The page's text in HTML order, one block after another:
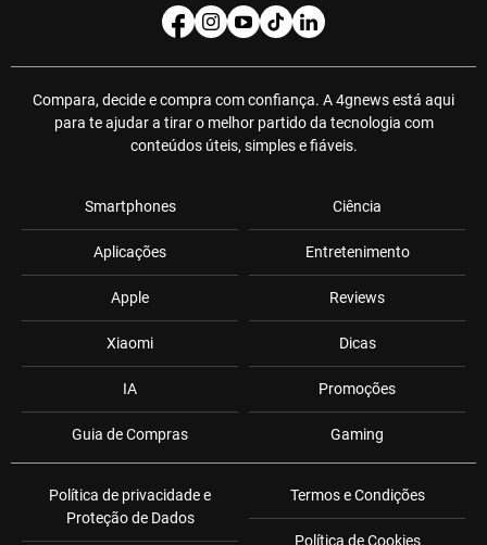
Compara, decide e compra com confiança. A 4gnews está aqui
para te ajudar a tirar o melhor partido da tecnologia com
conteúdos úteis, simples e fiáveis.
Smartphones
Aplicações
Apple
Xiaomi
IA
Guia de Compras
Ciência
Entretenimento
Reviews
Dicas
Promoções
Gaming
Política de privacidade e
Proteção de Dados
Termos e Condições
Política de Cookies